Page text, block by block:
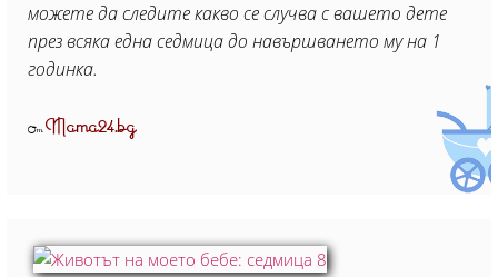
можете да следите какво се случва с вашето дете
през всяка една седмица до навършването му на 1
годинка.
ОтMama24.bg